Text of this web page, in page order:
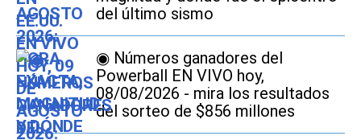
del último sismo
◉ Números ganadores del
Powerball EN VIVO hoy,
08/08/2026 - mira los resultados
del sorteo de $856 millones